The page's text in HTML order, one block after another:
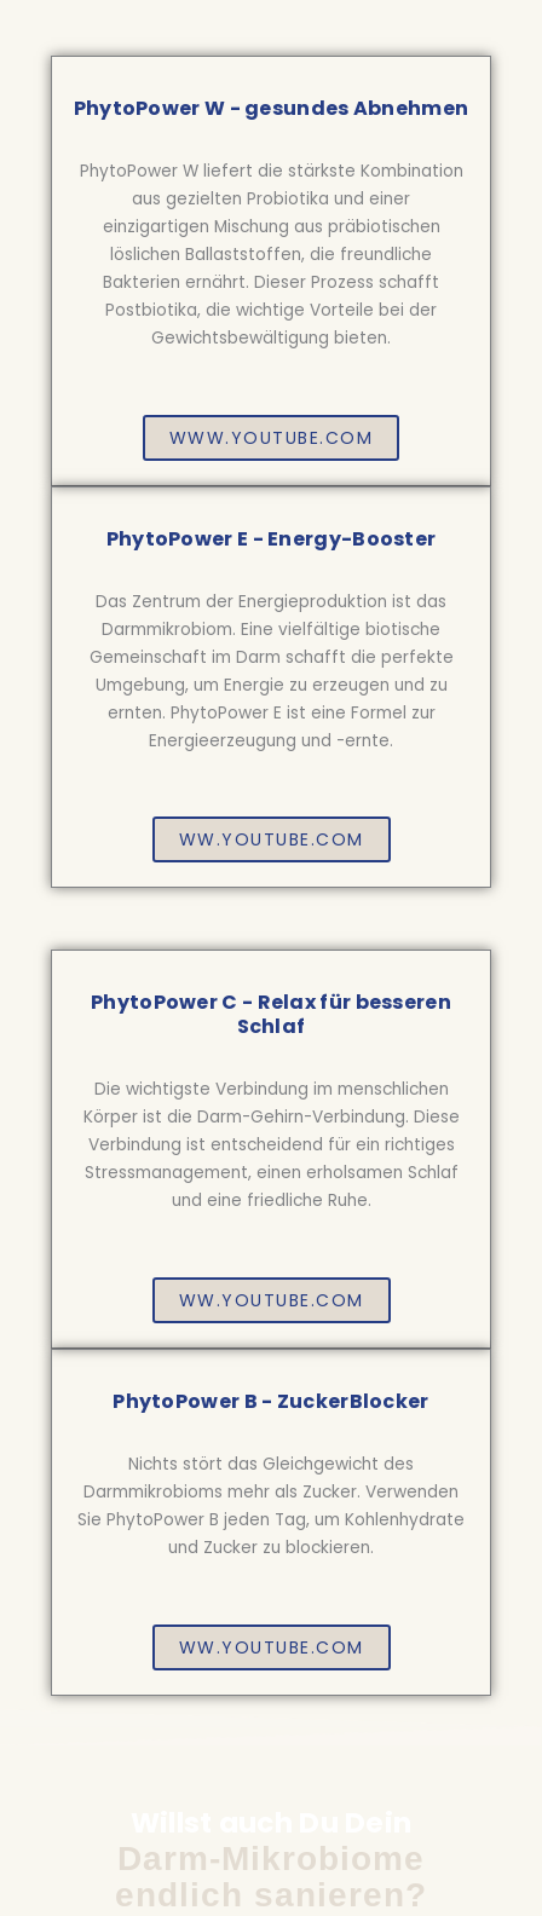
PhytoPower W - gesundes Abnehmen
PhytoPower W liefert die stärkste Kombination
aus gezielten Probiotika und einer
einzigartigen Mischung aus präbiotischen
löslichen Ballaststoffen, die freundliche
Bakterien ernährt. Dieser Prozess schafft
Postbiotika, die wichtige Vorteile bei der
Gewichtsbewältigung bieten.
WWW.YOUTUBE.COM
PhytoPower E - Energy-Booster
Das Zentrum der Energieproduktion ist das
Darmmikrobiom. Eine vielfältige biotische
Gemeinschaft im Darm schafft die perfekte
Umgebung, um Energie zu erzeugen und zu
ernten. PhytoPower E ist eine Formel zur
Energieerzeugung und -ernte.
WW.YOUTUBE.COM
PhytoPower C - Relax für besseren
Schlaf
Die wichtigste Verbindung im menschlichen
Körper ist die Darm-Gehirn-Verbindung. Diese
Verbindung ist entscheidend für ein richtiges
Stressmanagement, einen erholsamen Schlaf
und eine friedliche Ruhe.
WW.YOUTUBE.COM
PhytoPower B - ZuckerBlocker
Nichts stört das Gleichgewicht des
Darmmikrobioms mehr als Zucker. Verwenden
Sie PhytoPower B jeden Tag, um Kohlenhydrate
und Zucker zu blockieren.
WW.YOUTUBE.COM
Darm-Mikrobiome
endlich sanieren?